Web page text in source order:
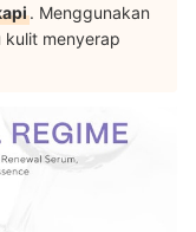
. Menggunakan
kulit menyerap